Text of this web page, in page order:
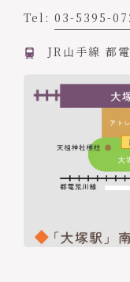
Tel: 03-5395-
JR山手線 都